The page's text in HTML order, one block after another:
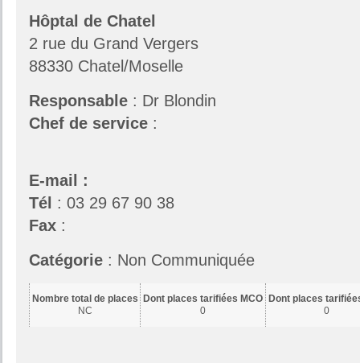
Hôptal de Chatel
2 rue du Grand Vergers
88330 Chatel/Moselle
Responsable : Dr Blondin
Chef de service :
E-mail :
Tél : 03 29 67 90 38
Fax :
Catégorie : Non Communiquée
Nombre total de places
NC
Dont places tarifiées MCO
0
Dont places
0